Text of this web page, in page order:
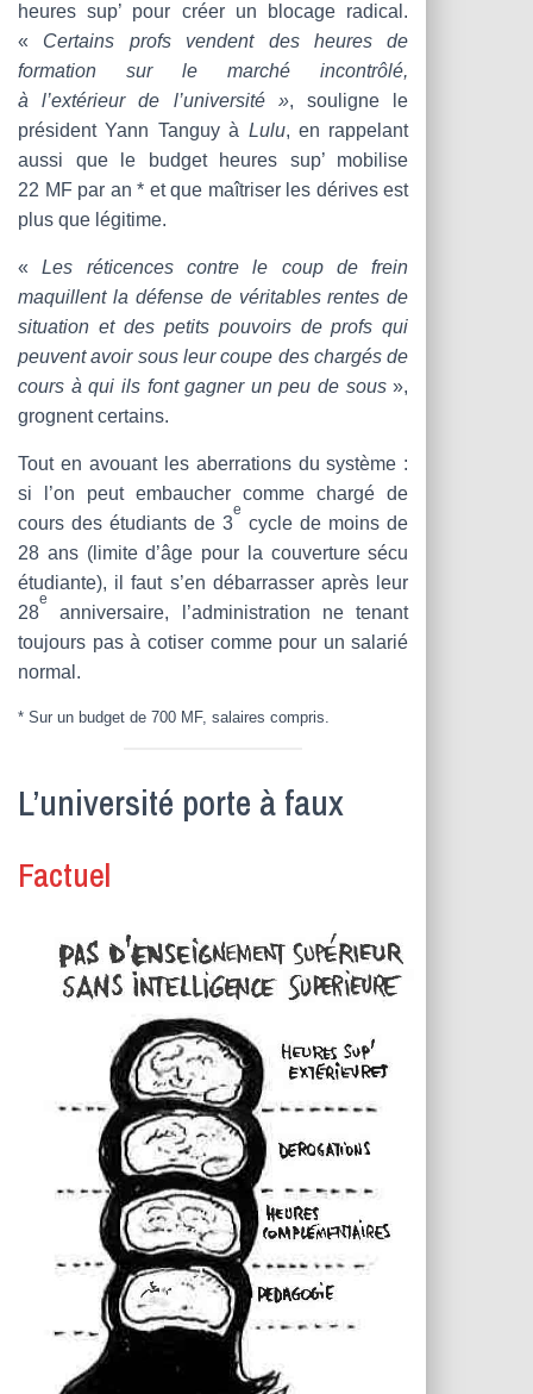
heures sup’ pour créer un blocage radical.
« Certains profs vendent des heures de
formation sur le marché incontrôlé,
à l’extérieur de l’université », souligne le
président Yann Tanguy à Lulu, en rappelant
aussi que le budget heures sup’ mobilise
22 MF par an * et que maîtriser les dérives est
plus que légitime.
«Les réticences contre le coup de frein
maquillent la défense de véritables rentes de
situation et des petits pouvoirs de profs qui
peuvent avoir sous leur coupe des chargés de
cours à qui ils font gagner un peu de sous»,
grognent certains.
Tout en avouant les aberrations du système :
si l’on peut embaucher comme chargé de
cours des étudiants de 3
e
cycle de moins de
28 ans (limite d’âge pour la couverture sécu
étudiante), il faut s’en débarrasser après leur
28
e
anniversaire, l’administration ne tenant
toujours pas à cotiser comme pour un salarié
normal.
* Sur un budget de 700 MF, salaires compris.
L’université porte à faux
Factuel